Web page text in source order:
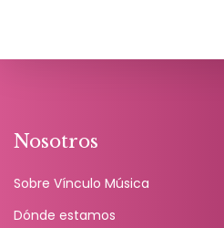
Nosotros
Sobre Vínculo Música
Dónde estamos